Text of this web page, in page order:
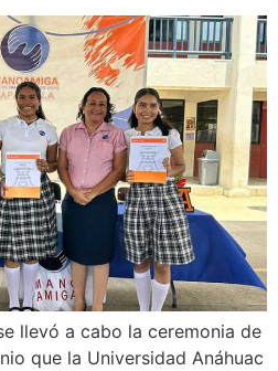
llevó a cabo la ceremonia de
que la Universidad Anáhuac